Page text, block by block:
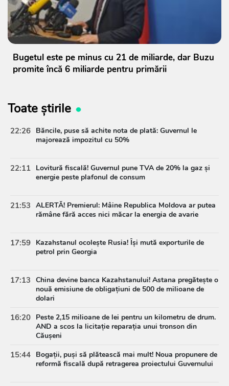
Bugetul este pe minus cu 21 de miliarde, dar Buzu
promite încă 6 miliarde pentru primării
Toate știrile
22:26 Băncile, puse să achite nota de plată: Guvernul le
majorează impozitul cu 50%
22:11 Lovitură fiscală! Guvernul pune TVA de 20% la gaz și
energie peste plafonul de consum
21:53 ALERTĂ! Premierul: Mâine Republica Moldova ar putea
rămâne fără acces nici măcar la energia de avarie
17:59 Kazahstanul ocolește Rusia! Își mută exporturile de
petrol prin Georgia
17:13 China devine banca Kazahstanului! Astana pregătește o
nouă emisiune de obligațiuni de 500 de milioane de
dolari
16:20 Peste 2,15 milioane de lei pentru un kilometru de drum.
AND a scos la licitație reparația unui tronson din
Căușeni
15:44 Bogații, puși să plătească mai mult! Noua propunere de
reformă fiscală după retragerea proiectului Guvernului